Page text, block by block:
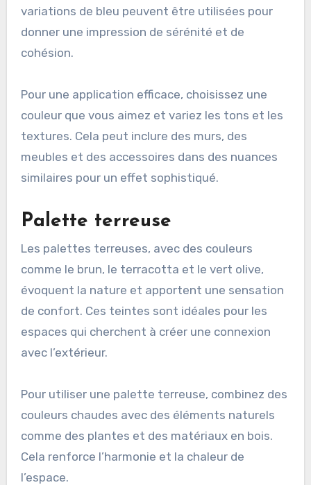
variations de bleu peuvent être utilisées pour
donner une impression de sérénité et de
cohésion.
Pour une application efficace, choisissez une
couleur que vous aimez et variez les tons et les
textures. Cela peut inclure des murs, des
meubles et des accessoires dans des nuances
similaires pour un effet sophistiqué.
Palette terreuse
Les palettes terreuses, avec des couleurs
comme le brun, le terracotta et le vert olive,
évoquent la nature et apportent une sensation
de confort. Ces teintes sont idéales pour les
espaces qui cherchent à créer une connexion
avec l’extérieur.
Pour utiliser une palette terreuse, combinez des
couleurs chaudes avec des éléments naturels
comme des plantes et des matériaux en bois.
Cela renforce l’harmonie et la chaleur de
l’espace.